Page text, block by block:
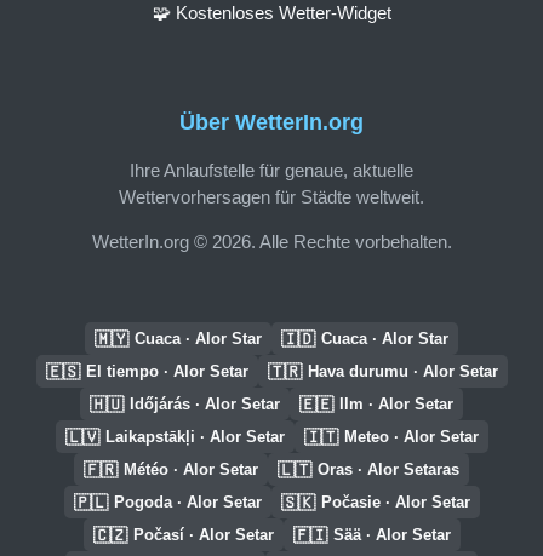
Über WetterIn.org
Ihre Anlaufstelle für genaue, aktuelle
Wettervorhersagen für Städte weltweit.
WetterIn.org © 2026. Alle Rechte vorbehalten.
🧩 Kostenloses Wetter-Widget
🇲🇾 Cuaca · Alor Star 🇮🇩 Cuaca · Alor Star
🇪🇸 El tiempo · Alor Setar 🇹🇷 Hava durumu · Alor Setar
🇭🇺 Időjárás · Alor Setar 🇪🇪 Ilm · Alor Setar
🇱🇻 Laikapstākļi · Alor Setar 🇮🇹 Meteo · Alor Setar
🇫🇷 Météo · Alor Setar 🇱🇹 Oras · Alor Setaras
🇵🇱 Pogoda · Alor Setar 🇸🇰 Počasie · Alor Setar
🇨🇿 Počasí · Alor Setar 🇫🇮 Sää · Alor Setar